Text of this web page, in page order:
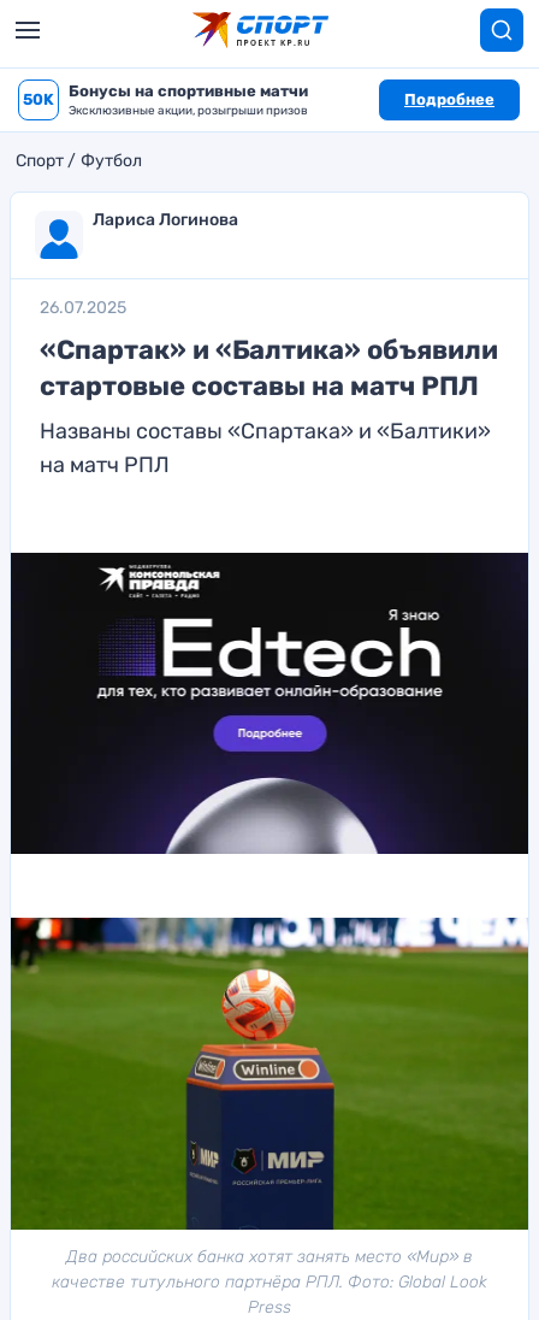
50K Бонусы на спортивные матчи
Эксклюзивные акции, розыгрыши призов
Подробнее
Спорт Футбол
Лариса Логинова
26.07.2025
«Спартак» и «Балтика» объявили
стартовые составы на матч РПЛ
Названы составы «Спартака» и «Балтики»
на матч РПЛ
Два российских банка хотят занять место «Мир» в
качестве титульного партнёра РПЛ. Фото: Global Look
Press